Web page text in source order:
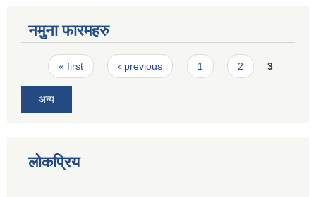
नमुना फारमहरु
Pages
« first ‹ previous 1 2 3
अन्य
लोकप्रिय